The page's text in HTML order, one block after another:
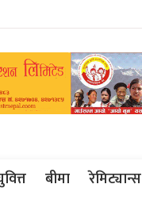
बीमा रेमिट्यान्स